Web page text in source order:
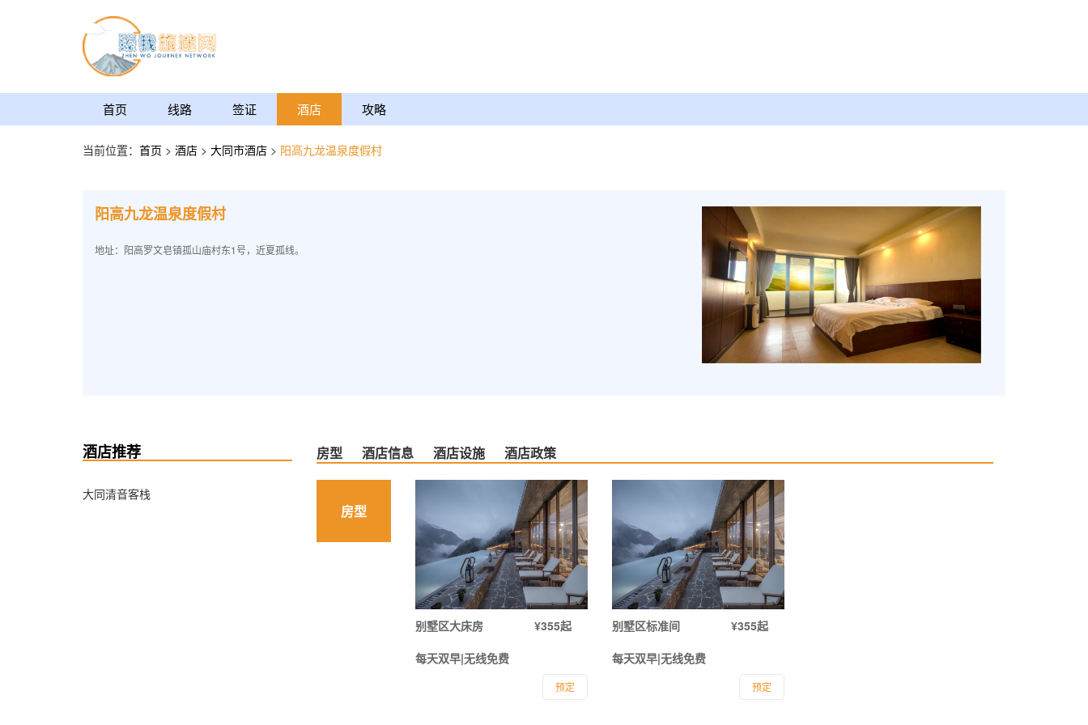
首页 线路 签证 酒店 攻略
当前位置： 首页 > 酒店 > 大同市酒店 > 阳高九龙温泉度假村
阳高九龙温泉度假村
地址：阳高罗文皂镇孤山庙村东1号，近夏孤线。
酒店推荐
大同清音客栈
房型 酒店信息 酒店设施 酒店政策
房型
别墅区大床房
¥355起
每天双早|无线免费
预定
别墅区标准间
¥355起
每天双早|无线免费
预定